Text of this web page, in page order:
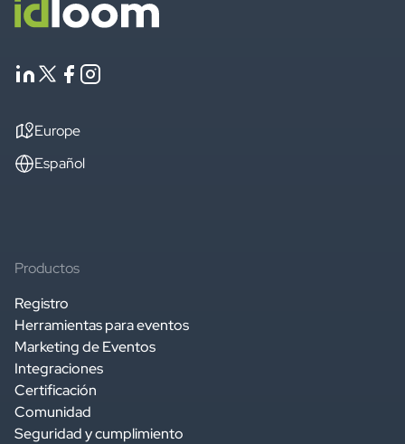
Europe
Español
Productos
Registro
Herramientas para eventos
Marketing de Eventos
Integraciones
Certificación
Comunidad
Seguridad y cumplimiento